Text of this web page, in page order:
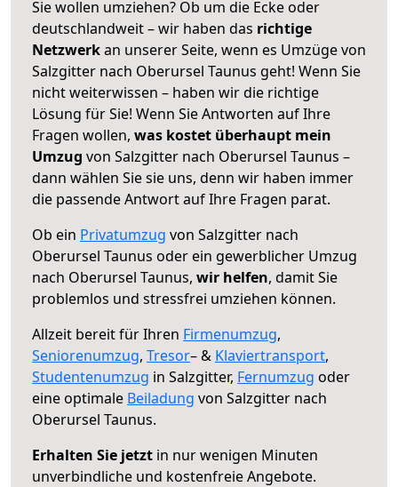
Sie wollen umziehen? Ob um die Ecke oder
deutschlandweit – wir haben das richtige
Netzwerkan unserer Seite, wenn es Umzüge von
Salzgitter nach Oberursel Taunus geht! Wenn Sie
nicht weiterwissen – haben wir die richtige
Lösung für Sie! Wenn Sie Antworten auf Ihre
Fragen wollen, was kostet überhaupt mein
Umzug von Salzgitter nach Oberursel Taunus –
dann wählen Sie sie uns, denn wir haben immer
die passende Antwort auf Ihre Fragen parat.
Ob ein Privatumzug von Salzgitter nach
Oberursel Taunus oder ein gewerblicher Umzug
nach Oberursel Taunus, wir helfen, damit Sie
problemlos und stressfrei umziehen können.
Allzeit bereit für Ihren Firmenumzug,
Seniorenumzug, Tresor– & Klaviertransport,
Studentenumzug in Salzgitter, Fernumzug oder
eine optimale Beiladung von Salzgitter nach
Oberursel Taunus.
Erhalten Sie jetzt in nur wenigen Minuten
unverbindliche und kostenfreie Angebote.